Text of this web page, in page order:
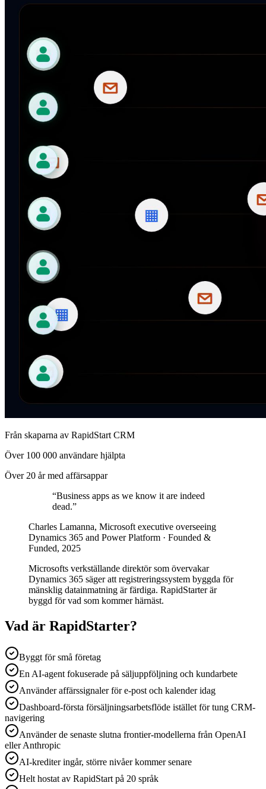
Från skaparna av RapidStart CRM
Över 100 000 användare hjälpta
Över 20 år med affärsappar
“Business apps as we know it are indeed
dead.”
Charles Lamanna, Microsoft executive overseeing
Dynamics 365 and Power Platform · Founded &
Funded, 2025
Microsofts verkställande direktör som övervakar
Dynamics 365 säger att registreringssystem byggda för
mänsklig datainmatning är färdiga. RapidStarter är
byggd för vad som kommer härnäst.
Vad är RapidStarter?
Byggt för små företag
En AI-agent fokuserade på säljuppföljning och kundarbete
Använder affärssignaler för e-post och kalender idag
Dashboard-första försäljningsarbetsflöde istället för tung CRM-
navigering
Använder de senaste slutna frontier-modellerna från OpenAI
eller Anthropic
AI-krediter ingår, större nivåer kommer senare
Helt hostat av RapidStart på 20 språk